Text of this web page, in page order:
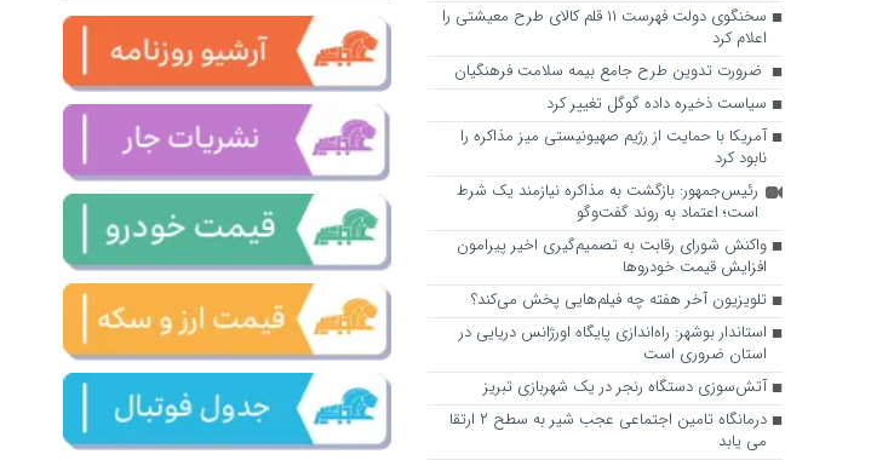
سخنگوی دولت فهرست ۱۱ قلم کالای طرح معیشتی را
اعلام کرد
ضرورت تدوین طرح جامع بیمه سلامت فرهنگیان
سیاست ذخیره داده گوگل تغییر کرد
آمریکا با حمایت از رژیم صهیونیستی میز مذاکره را
نابود کرد
رئیس‌جمهور: بازگشت به مذاکره نیازمند یک شرط
است؛ اعتماد به روند گفت‌وگو
واکنش شورای رقابت به تصمیم‌گیری اخیر پیرامون
افزایش قیمت خودروها
تلویزیون آخر هفته چه فیلم‌هایی پخش می‌کند؟
استاندار بوشهر: راه‌اندازی پایگاه اورژانس دریایی در
استان ضروری است
آتش‌سوزی دستگاه رنجر در یک شهربازی تبریز
درمانگاه تامین اجتماعی عجب شیر به سطح ۲ ارتقا
می یابد